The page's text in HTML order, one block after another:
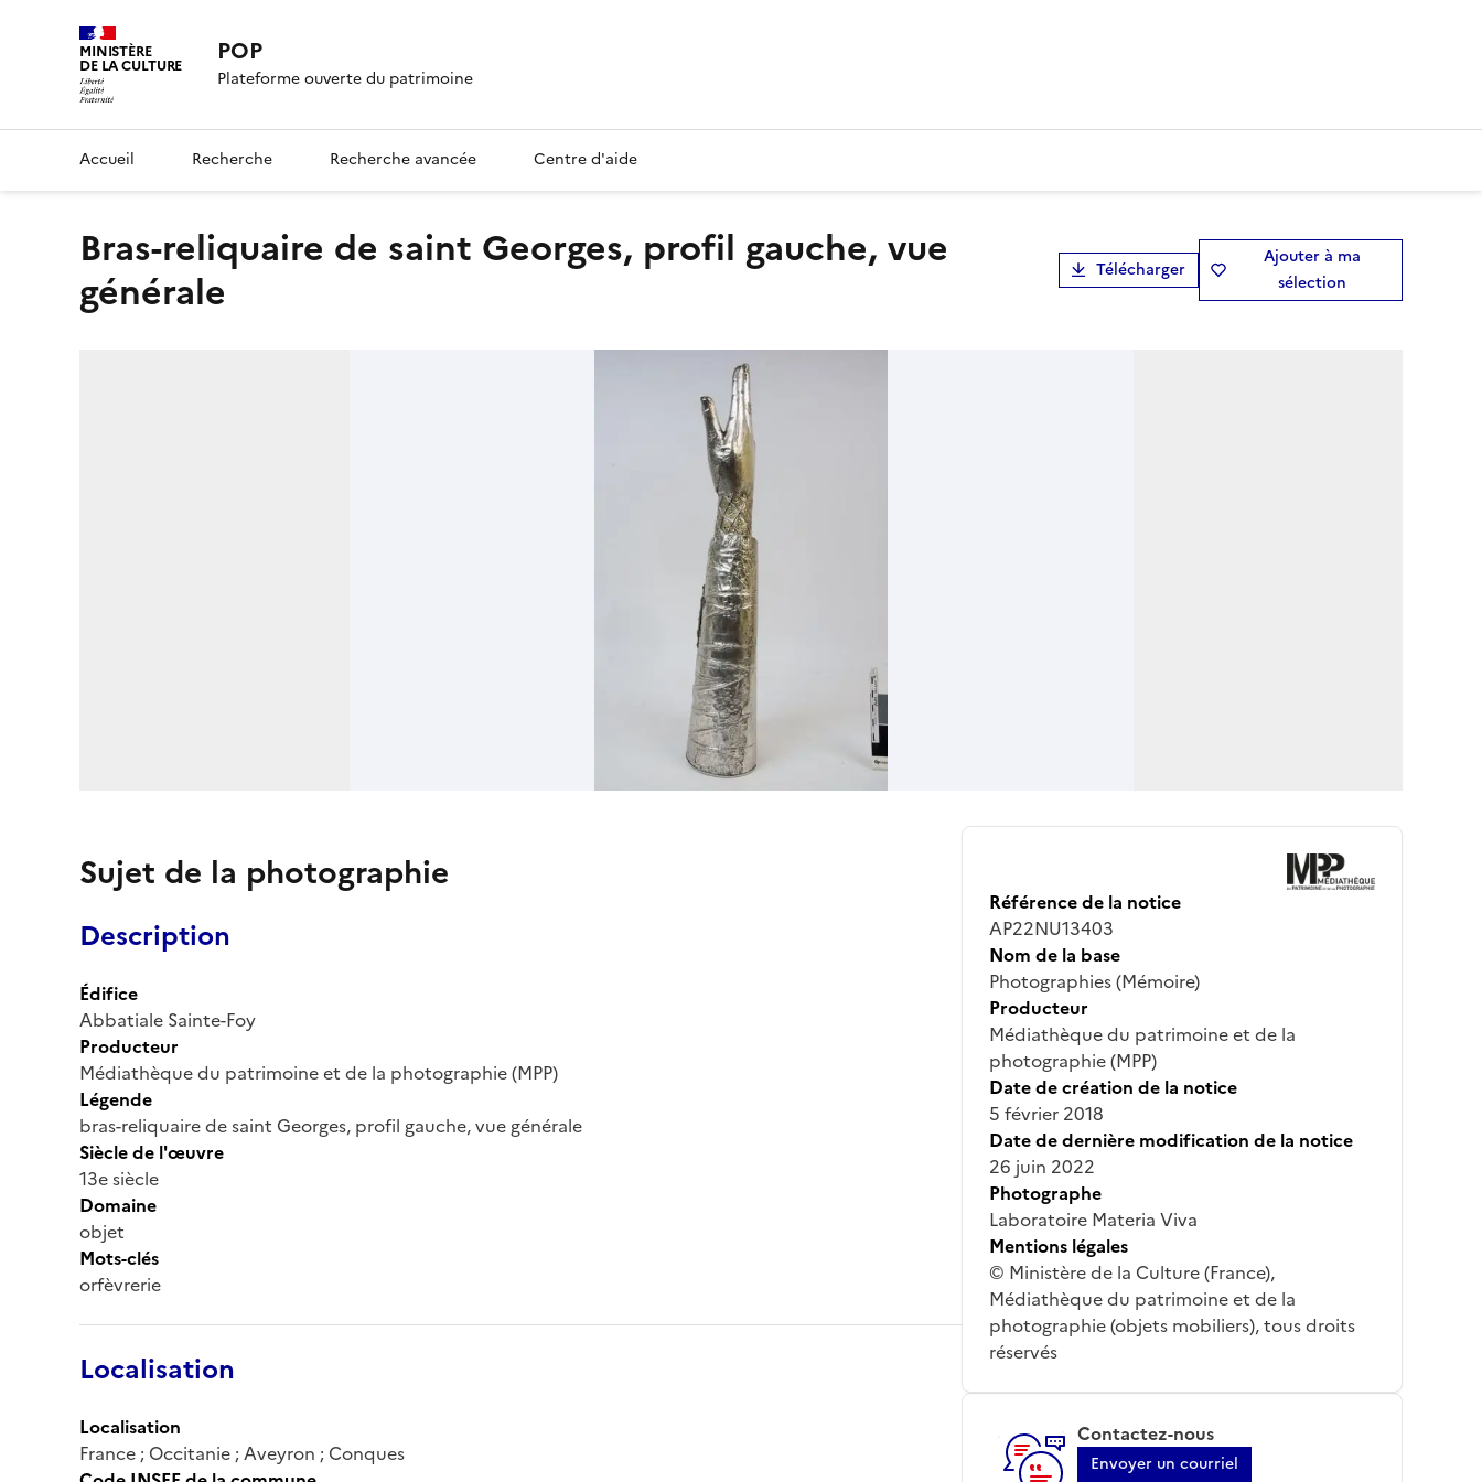
MINISTÈRE
DE LA CULTURE POP
Plateforme ouverte du patrimoine
Accueil Recherche Recherche avancée Centre d'aide
bras-reliquaire de saint Georges, profil gauche, vue
générale
Télécharger
Ajouter à ma
sélection
Sujet de la photographie
Description
Édifice
Abbatiale Sainte-Foy
Producteur
Médiathèque du patrimoine et de la photographie (MPP)
Légende
bras-reliquaire de saint Georges, profil gauche, vue générale
Siècle de l'œuvre
13e siècle
Domaine
objet
Mots-clés
orfèvrerie
Localisation
Localisation
France ; Occitanie ; Aveyron ; Conques
Référence de la notice
AP22NU13403
Nom de la base
Photographies (Mémoire)
Producteur
Médiathèque du patrimoine et de la
photographie (MPP)
Date de création de la notice
5 février 2018
Date de dernière modification de la notice
26 juin 2022
Photographe
Laboratoire Materia Viva
Mentions légales
© Ministère de la Culture (France),
Médiathèque du patrimoine et de la
photographie (objets mobiliers), tous droits
réservés
Contactez-nous
Envoyer un courriel